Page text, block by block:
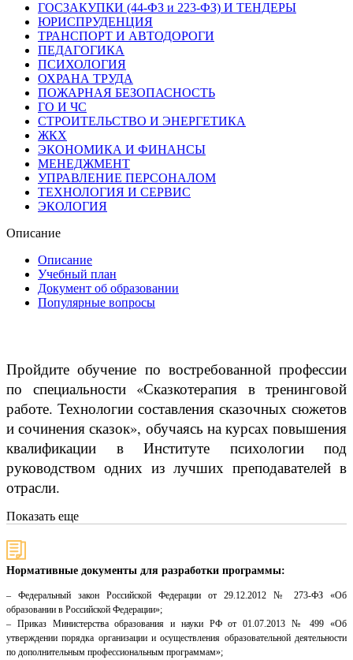
ГОСЗАКУПКИ (44-ФЗ и 223-ФЗ) И ТЕНДЕРЫ
ЮРИСПРУДЕНЦИЯ
ТРАНСПОРТ И АВТОДОРОГИ
ПЕДАГОГИКА
ПСИХОЛОГИЯ
ОХРАНА ТРУДА
ПОЖАРНАЯ БЕЗОПАСНОСТЬ
ГО И ЧС
СТРОИТЕЛЬСТВО И ЭНЕРГЕТИКА
ЖКХ
ЭКОНОМИКА И ФИНАНСЫ
МЕНЕДЖМЕНТ
УПРАВЛЕНИЕ ПЕРСОНАЛОМ
ТЕХНОЛОГИЯ И СЕРВИС
ЭКОЛОГИЯ
Описание
Описание
Учебный план
Документ об образовании
Популярные вопросы
Пройдите обучение по востребованной профессии
по специальности «Сказкотерапия в тренинговой
работе. Технологии составления сказочных сюжетов
и сочинения сказок», обучаясь на курсах повышения
квалификации в Институте психологии под
руководством одних из лучших преподавателей в
отрасли.
Показать еще
Нормативные документы для разработки программы:
– Федеральный закон Российской Федерации от 29.12.2012 № 273-ФЗ «Об
образовании в Российской Федерации»;
– Приказ Министерства образования и науки РФ от 01.07.2013 № 499 «Об
утверждении порядка организации и осуществления образовательной деятельности
по дополнительным профессиональным программам»;